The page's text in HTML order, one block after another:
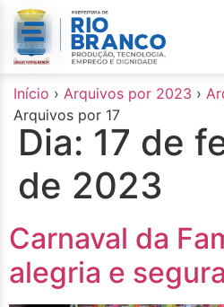
conteúdo
Início › Arquivos por 2023 ›
Arquivos por 17
Dia: 17 de
de 2023
Carnaval da
alegria e